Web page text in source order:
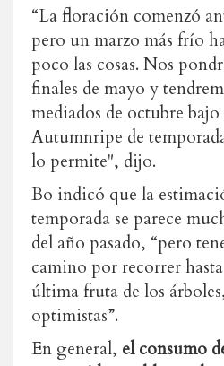
“La floración comenzó
pero un marzo más frío
poco las cosas. Nos
finales de mayo y
mediados de octubre
Autumnripe de
lo permite", dijo.
Bo indicó que la
temporada se parece
del año pasado, “pero
camino por recorrer
última fruta de los
optimistas”.
En general, el consumo